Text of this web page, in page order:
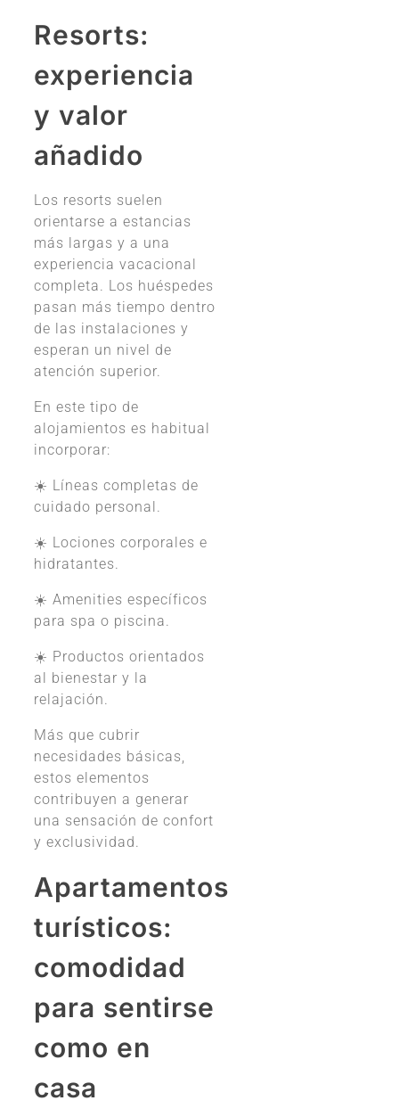
Resorts:
experiencia
y valor
añadido
Los resorts suelen
orientarse a estancias
más largas y a una
experiencia vacacional
completa. Los huéspedes
pasan más tiempo dentro
de las instalaciones y
esperan un nivel de
atención superior.
En este tipo de
alojamientos es habitual
incorporar:
☀️ Líneas completas de
cuidado personal.
☀️ Lociones corporales e
hidratantes.
☀️ Amenities específicos
para spa o piscina.
☀️ Productos orientados
al bienestar y la
relajación.
Más que cubrir
necesidades básicas,
estos elementos
contribuyen a generar
una sensación de confort
y exclusividad.
Apartamentos
turísticos:
comodidad
para sentirse
como en
casa